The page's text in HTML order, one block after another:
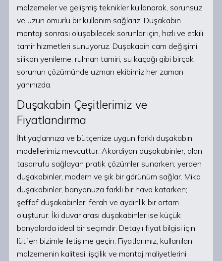
malzemeler ve gelişmiş teknikler kullanarak, sorunsuz
ve uzun ömürlü bir kullanım sağlarız. Duşakabin
montajı sonrası oluşabilecek sorunlar için, hızlı ve etkili
tamir hizmetleri sunuyoruz. Duşakabin cam değişimi,
silikon yenileme, rulman tamiri, su kaçağı gibi birçok
sorunun çözümünde uzman ekibimiz her zaman
yanınızda.
Duşakabin Çeşitlerimiz ve
Fiyatlandırma
İhtiyaçlarınıza ve bütçenize uygun farklı duşakabin
modellerimiz mevcuttur. Akordiyon duşakabinler, alan
tasarrufu sağlayan pratik çözümler sunarken; yerden
duşakabinler, modern ve şık bir görünüm sağlar. Mika
duşakabinler, banyonuza farklı bir hava katarken;
şeffaf duşakabinler, ferah ve aydınlık bir ortam
oluşturur. İki duvar arası duşakabinler ise küçük
banyolarda ideal bir seçimdir. Detaylı fiyat bilgisi için
lütfen bizimle iletişime geçin. Fiyatlarımız, kullanılan
malzemenin kalitesi, işçilik ve montaj maliyetlerini